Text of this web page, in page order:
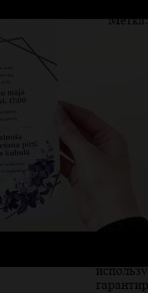
каждый
текст,
частью